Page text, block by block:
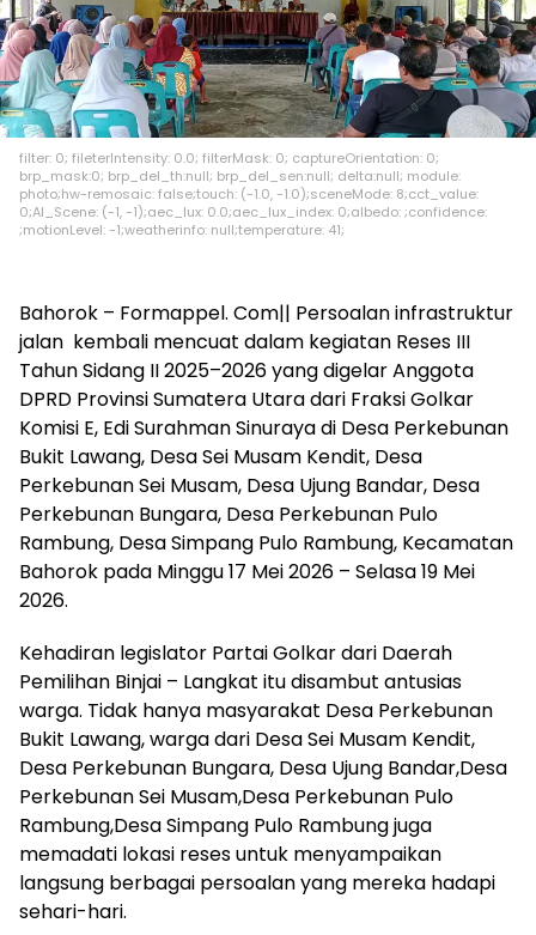
filter: 0; fileterIntensity: 0.0; filterMask: 0; captureOrientation: 0;
brp_mask:0; brp_del_th:null; brp_del_sen:null; delta:null; module:
photo;hw-remosaic: false;touch: (-1.0, -1.0);sceneMode: 8;cct_value:
0;AI_Scene: (-1, -1);aec_lux: 0.0;aec_lux_index: 0;albedo: ;confidence:
;motionLevel: -1;weatherinfo: null;temperature: 41;
Bahorok – Formappel. Com|| Persoalan infrastruktur
jalan kembali mencuat dalam kegiatan Reses III
Tahun Sidang II 2025–2026 yang digelar Anggota
DPRD Provinsi Sumatera Utara dari Fraksi Golkar
Komisi E, Edi Surahman Sinuraya di Desa Perkebunan
Bukit Lawang, Desa Sei Musam Kendit, Desa
Perkebunan Sei Musam, Desa Ujung Bandar, Desa
Perkebunan Bungara, Desa Perkebunan Pulo
Rambung, Desa Simpang Pulo Rambung, Kecamatan
Bahorok pada Minggu 17 Mei 2026 – Selasa 19 Mei
2026.
Kehadiran legislator Partai Golkar dari Daerah
Pemilihan Binjai – Langkat itu disambut antusias
warga. Tidak hanya masyarakat Desa Perkebunan
Bukit Lawang, warga dari Desa Sei Musam Kendit,
Desa Perkebunan Bungara, Desa Ujung Bandar,Desa
Perkebunan Sei Musam,Desa Perkebunan Pulo
Rambung,Desa Simpang Pulo Rambung juga
memadati lokasi reses untuk menyampaikan
langsung berbagai persoalan yang mereka hadapi
sehari-hari.